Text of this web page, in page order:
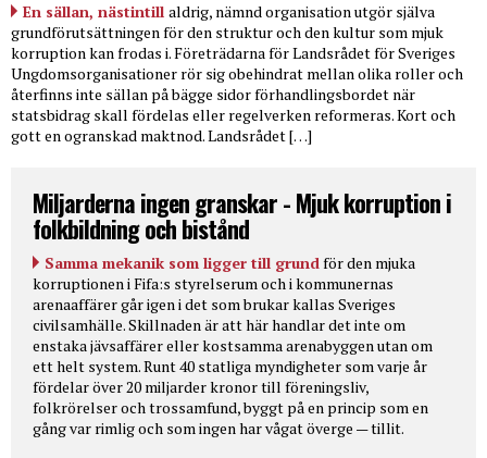
En sällan, nästintill aldrig, nämnd organisation utgör själva
grundförutsättningen för den struktur och den kultur som mjuk
korruption kan frodas i. Företrädarna för Landsrådet för Sveriges
Ungdomsorganisationer rör sig obehindrat mellan olika roller och
återfinns inte sällan på bägge sidor förhandlingsbordet när
statsbidrag skall fördelas eller regelverken reformeras. Kort och
gott en ogranskad maktnod. Landsrådet […]
Miljarderna ingen granskar - Mjuk korruption i
folkbildning och bistånd
Samma mekanik som ligger till grundför den mjuka
korruptionen i Fifa:s styrelserum och i kommunernas
arenaaffärer går igen i det som brukar kallas Sveriges
civilsamhälle. Skillnaden är att här handlar det inte om
enstaka jävsaffärer eller kostsamma arenabyggen utan om
ett helt system. Runt 40 statliga myndigheter som varje år
fördelar över 20 miljarder kronor till föreningsliv,
folkrörelser och trossamfund, byggt på en princip som en
gång var rimlig och som ingen har vågat överge — tillit.